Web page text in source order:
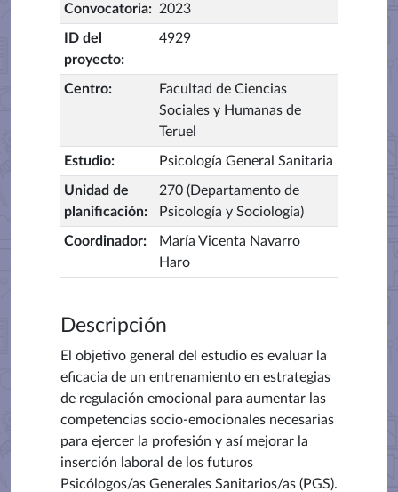
Convocatoria: 2023
ID del
proyecto:
4929
Centro:
Facultad de Ciencias
Sociales y Humanas de
Teruel
Estudio: Psicología General Sanitaria
Unidad de
planificación:
270 (Departamento de
Psicología y Sociología)
Coordinador:
María Vicenta Navarro
Haro
Descripción
El objetivo general del estudio es evaluar la
eficacia de un entrenamiento en estrategias
de regulación emocional para aumentar las
competencias socio-emocionales necesarias
para ejercer la profesión y así mejorar la
inserción laboral de los futuros
Psicólogos/as Generales Sanitarios/as (PGS).